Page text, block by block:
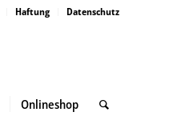
Haftung Datenschutz
Onlineshop